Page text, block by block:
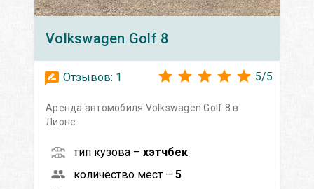
Volkswagen Golf 8
Отзывов: 1 5/5
Аренда автомобиля Volkswagen Golf 8 в
Лионе
тип кузова – хэтчбек
количество мест – 5